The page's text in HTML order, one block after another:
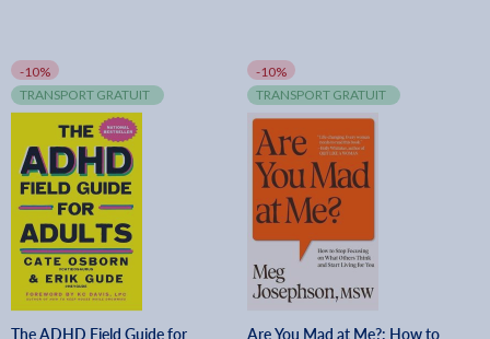
-10%
TRANSPORT GRATUIT
The ADHD Field Guide for
-10%
TRANSPORT GRATUIT
Are You Mad at Me?: How to